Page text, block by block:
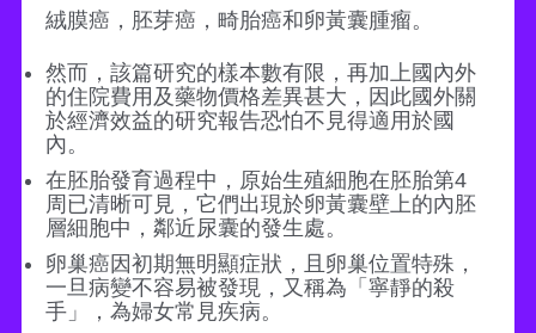
絨膜癌，胚芽癌，畸胎癌和卵黃囊腫瘤。
然而，該篇研究的樣本數有限，再加上國內外
的住院費用及藥物價格差異甚大，因此國外關
於經濟效益的研究報告恐怕不見得適用於國
內。
在胚胎發育過程中，原始生殖細胞在胚胎第4
周已清晰可見，它們出現於卵黃囊壁上的內胚
層細胞中，鄰近尿囊的發生處。
卵巢癌因初期無明顯症狀，且卵巢位置特殊，
一旦病變不容易被發現，又稱為「寧靜的殺
手」，為婦女常見疾病。